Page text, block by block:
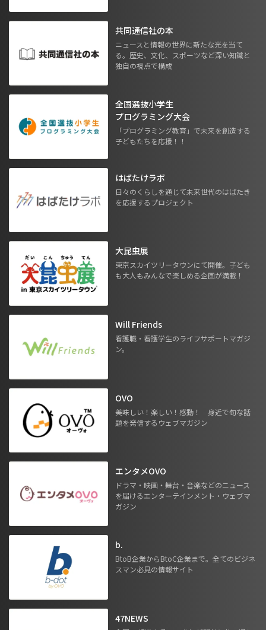
共同通信社の本
ニュースと情報の世界に新たな光を当て
る。歴史、文化、スポーツなど深い知識と
独自の視点で構成
全国選抜小学生
プログラミング大会
「プログラミング教育」で未来を創造する
子どもたちを応援！！
はばたけラボ
日々のくらしを通じて未来世代のはばたき
を応援するプロジェクト
大昆虫展
東京スカイツリータウンにて開催。子ども
も大人もみんなで楽しめる企画が満載！
Will Friends
看護職・看護学生のライフサポートマガジ
ン。
OVO
美味しい！楽しい！感動！ 身近で旬な話
題を発信するウェブマガジン
エンタメOVO
ドラマ・映画・舞台・音楽などのニュース
を届けるエンターテインメント・ウェブマ
ガジン
b.
BtoB企業からBtoC企業まで。全てのビジネ
スマン必見の情報サイト
47NEWS